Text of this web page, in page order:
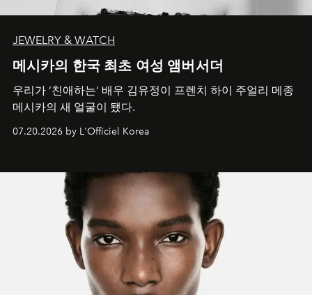
JEWELRY & WATCH
메시카의 한국 최초 여성 앰버서더
우리가 ‘친애하는’ 배우 김유정이 프렌치 하이 주얼리 메종
메시카의 새 얼굴이 됐다.
07.20.2026 by L'Officiel Korea